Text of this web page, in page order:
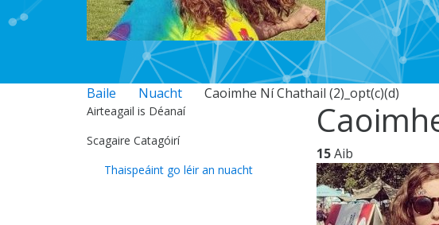
Baile Nuacht Caoimhe Ní Chathail (2)_opt(c)(d)
15Aib
Airteagail is Déanaí
Scagaire Catagóirí
Thaispeáint go léir an nuacht